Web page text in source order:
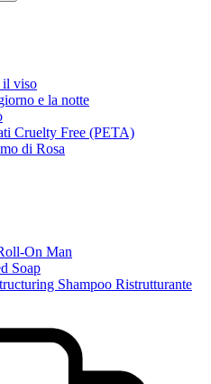
il viso
e la notte
Cruelty Free (PETA)
di Rosa
On Man
Soap
Shampoo Ristrutturante